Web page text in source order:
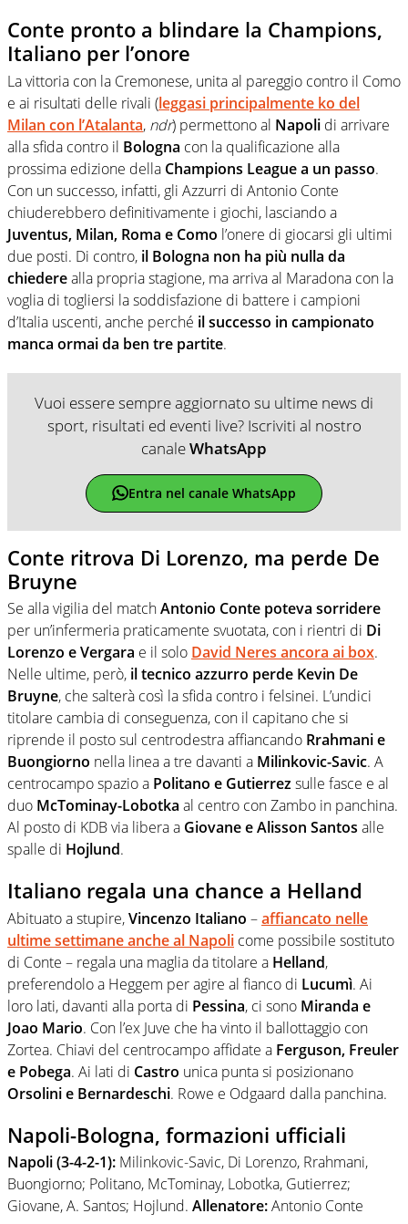
Conte pronto a blindare la Champions,
Italiano per l’onore
La vittoria con la Cremonese, unita al pareggio contro il Como
e ai risultati delle rivali (leggasi principalmente ko del
Milan con l’Atalanta, ndr) permettono al Napoli di arrivare
alla sfida contro il Bologna con la qualificazione alla
prossima edizione della Champions League a un passo.
Con un successo, infatti, gli Azzurri di Antonio Conte
chiuderebbero definitivamente i giochi, lasciando a
Juventus, Milan, Roma e Como l’onere di giocarsi gli ultimi
due posti. Di contro, il Bologna non ha più nulla da
chiederealla propria stagione, ma arriva al Maradona con la
voglia di togliersi la soddisfazione di battere i campioni
d’Italia uscenti, anche perché il successo in campionato
manca ormai da ben tre partite.
Vuoi essere sempre aggiornato su ultime news di
sport, risultati ed eventi live? Iscriviti al nostro
canaleWhatsApp
Entra nel canale WhatsApp
Conte ritrova Di Lorenzo, ma perde De
Bruyne
Se alla vigilia del matchAntonio Conte poteva sorridere
per un’infermeria praticamente svuotata, con i rientri di Di
Lorenzo e Vergara e il solo David Neres ancora ai box.
Nelle ultime, però, il tecnico azzurro perde Kevin De
Bruyne, che salterà così la sfida contro i felsinei. L’undici
titolare cambia di conseguenza, con il capitano che si
riprende il posto sul centrodestra affiancando Rrahmani e
Buongiorno nella linea a tre davanti a Milinkovic-Savic. A
centrocampo spazio a Politano e Gutierrezsulle fasce e al
duo McTominay-Lobotka al centro con Zambo in panchina.
Al posto di KDB via libera a Giovane e Alisson Santos alle
spalle di Hojlund.
Italiano regala una chance a Helland
Abituato a stupire,Vincenzo Italiano –affiancato nelle
ultime settimane anche al Napoli come possibile sostituto
di Conte – regala una maglia da titolare a Helland,
preferendolo a Heggem per agire al fianco di Lucumì. Ai
loro lati, davanti alla porta di Pessina, ci sono Miranda e
Joao Mario. Con l’ex Juve che ha vinto il ballottaggio con
Zortea. Chiavi del centrocampo affidate a Ferguson, Freuler
e Pobega. Ai lati di Castro unica punta si posizionano
Orsolini e Bernardeschi. Rowe e Odgaard dalla panchina.
Napoli-Bologna, formazioni ufficiali
Napoli (3-4-2-1): Milinkovic-Savic, Di Lorenzo, Rrahmani,
Buongiorno; Politano, McTominay, Lobotka, Gutierrez;
Giovane, A. Santos; Hojlund. Allenatore:Antonio Conte